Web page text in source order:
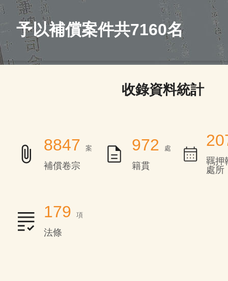
予以補償案件共7160名
依受補償項目檢視
依受裁判者性別檢視
依審判執行年分檢視
依審判相關單位檢視
依受裁判者籍貫
依判決引用法
收錄資料統計
8847 案
補償卷宗
972 處
籍貫
羈押
處所
179 項
法條